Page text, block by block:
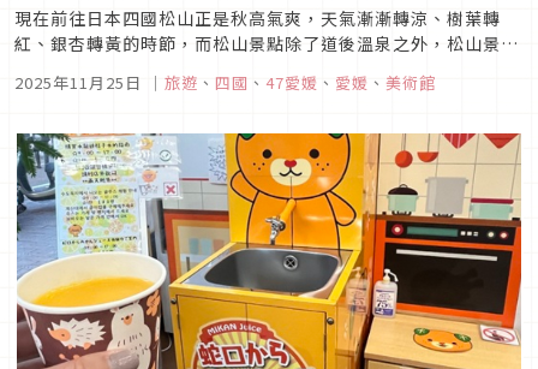
現在前往日本四國松山正是秋高氣爽，天氣漸漸轉涼、樹葉轉
紅、銀杏轉黃的時節，而松山景點除了道後溫泉之外，松山景點
大多在市區，可以走路或是搭乘路面電車即可抵達，這篇就來介
紹位於商業中心「大街道」附近，徒步就可以一次逛完的兩個松
2025年11月25日 ｜ 旅遊 、 四國 、 47愛媛 、 愛媛 、 美術館